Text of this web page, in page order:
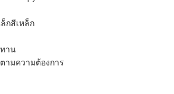
กสีเหล็ก
าน
ามความต้องการ